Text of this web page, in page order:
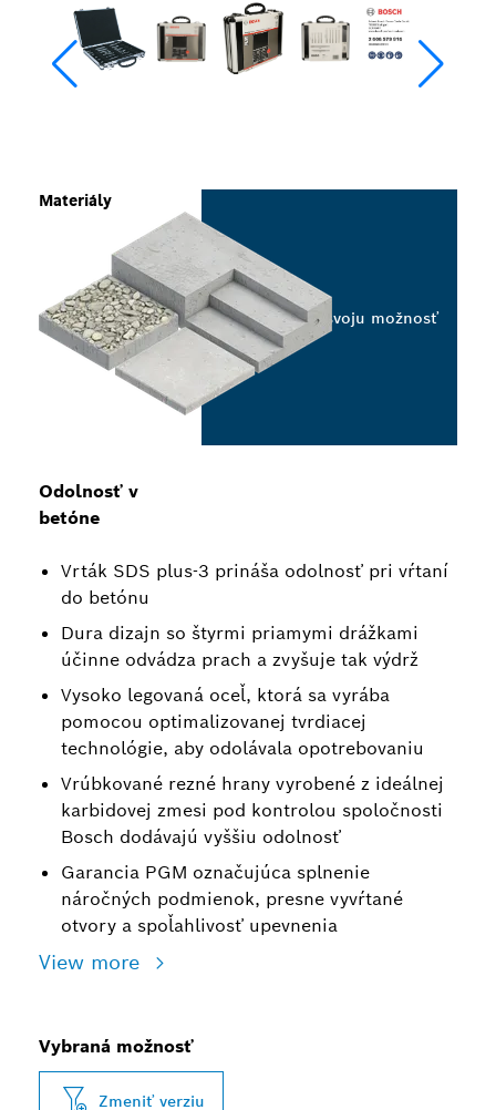
Odolnosť v
betóne
Vrták SDS plus-3 prináša odolnosť pri vŕtaní
do betónu
Dura dizajn so štyrmi priamymi drážkami
účinne odvádza prach a zvyšuje tak výdrž
Vysoko legovaná oceľ, ktorá sa vyrába
pomocou optimalizovanej tvrdiacej
technológie, aby odolávala opotrebovaniu
Vrúbkované rezné hrany vyrobené z ideálnej
karbidovej zmesi pod kontrolou spoločnosti
Bosch dodávajú vyššiu odolnosť
Garancia PGM označujúca splnenie
náročných podmienok, presne vyvŕtané
otvory a spoľahlivosť upevnenia
View more
Materiály
Vyberte svoju možnosť
Vybraná možnosť
Zmeniť verziu